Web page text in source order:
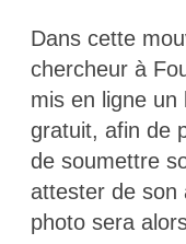
Dans cette
chercheur à
mis en ligne un
gratuit, afin de
de soumettre
attester de son
photo sera